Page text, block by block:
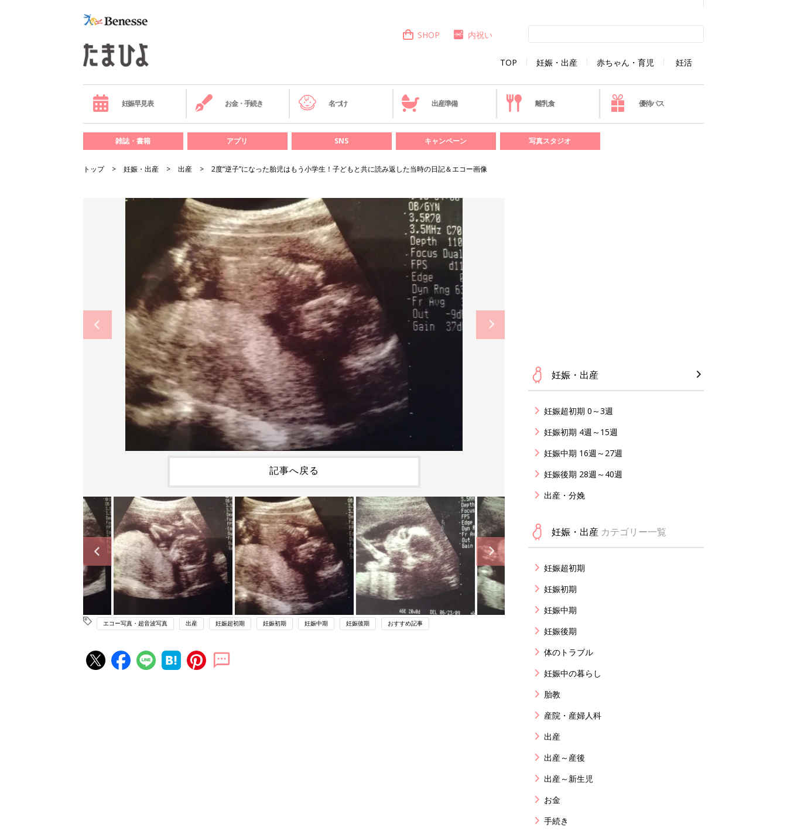
TOP 妊娠・出産 赤ちゃん・育児 妊活
SHOP 内祝い
妊娠早見表 お金・手続き 名づけ 出産準備 離乳食 優待パス
雑誌・書籍 アプリ SNS キャンペーン 写真スタジオ
トップ 妊娠・出産 出産 2度“逆子”になった胎児はもう小学生！子どもと共に読み返した当時の日記＆エコー画像
記事へ戻る
エコー写真・超音波写真 出産 妊娠超初期 妊娠初期 妊娠中期 妊娠後期 おすすめ記事
妊娠・出産
妊娠超初期 0～3週
妊娠初期 4週～15週
妊娠中期 16週～27週
妊娠後期 28週～40週
出産・分娩
妊娠・出産 カテゴリー一覧
妊娠超初期
妊娠初期
妊娠中期
妊娠後期
体のトラブル
妊娠中の暮らし
胎教
産院・産婦人科
出産
出産～産後
出産～新生児
お金
手続き